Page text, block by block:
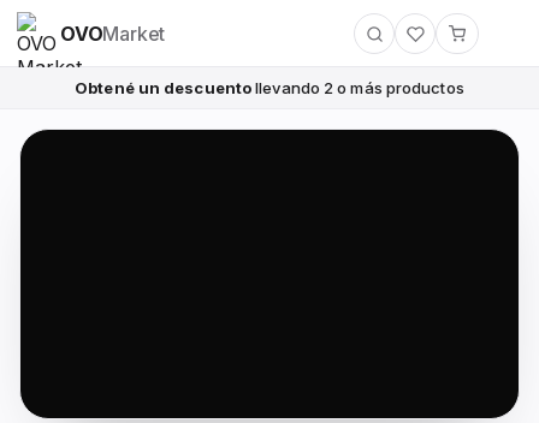
OVOMarket
Obtené un descuentollevando 2 o más productos